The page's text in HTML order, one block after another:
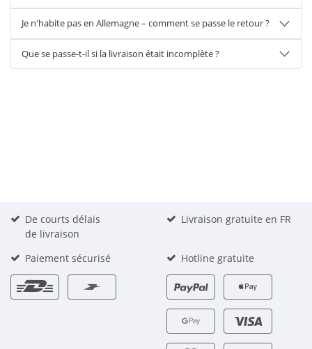
Je n'habite pas en Allemagne – comment se passe le retour ?
Que se passe-t-il si la livraison était incomplète ?
De courts délais
de livraison
Livraison gratuite en FR
Paiement sécurisé Hotline gratuite